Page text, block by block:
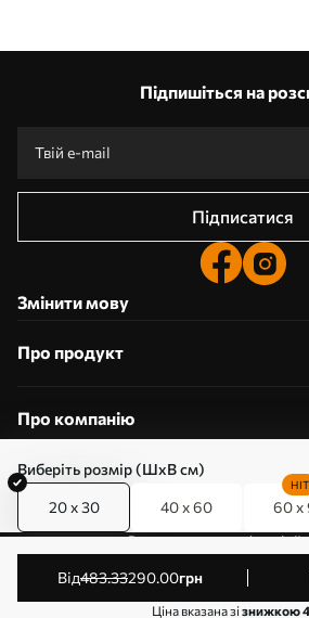
Виберіть розмір (ШхВ см)
20 x 30 40 x 60 60 x
HIT
від483.33290.00грн
Ціна вказана зізнижкою
Підпишіться на
Підписатися
Змінити мову
Про продукт
Про компанію
0800357223
Редагування дозволів на
© 2011-2026 Art-holst. Усі права
ТОВ “КЛЄВЄР”. Код